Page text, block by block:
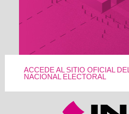
ACCEDE AL SITIO OFICIAL
NACIONAL ELECTORAL